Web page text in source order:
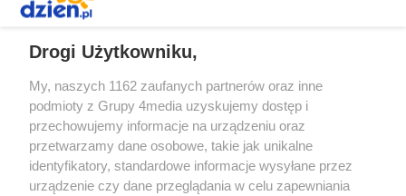
Drogi Użytkowniku,
My, naszych 1162 zaufanych partnerów oraz inne
podmioty z Grupy 4media uzyskujemy dostęp i
przechowujemy informacje na urządzeniu oraz
przetwarzamy dane osobowe, takie jak unikalne
identyfikatory, standardowe informacje wysyłane przez
urządzenie czy dane przeglądania w celu zapewniania